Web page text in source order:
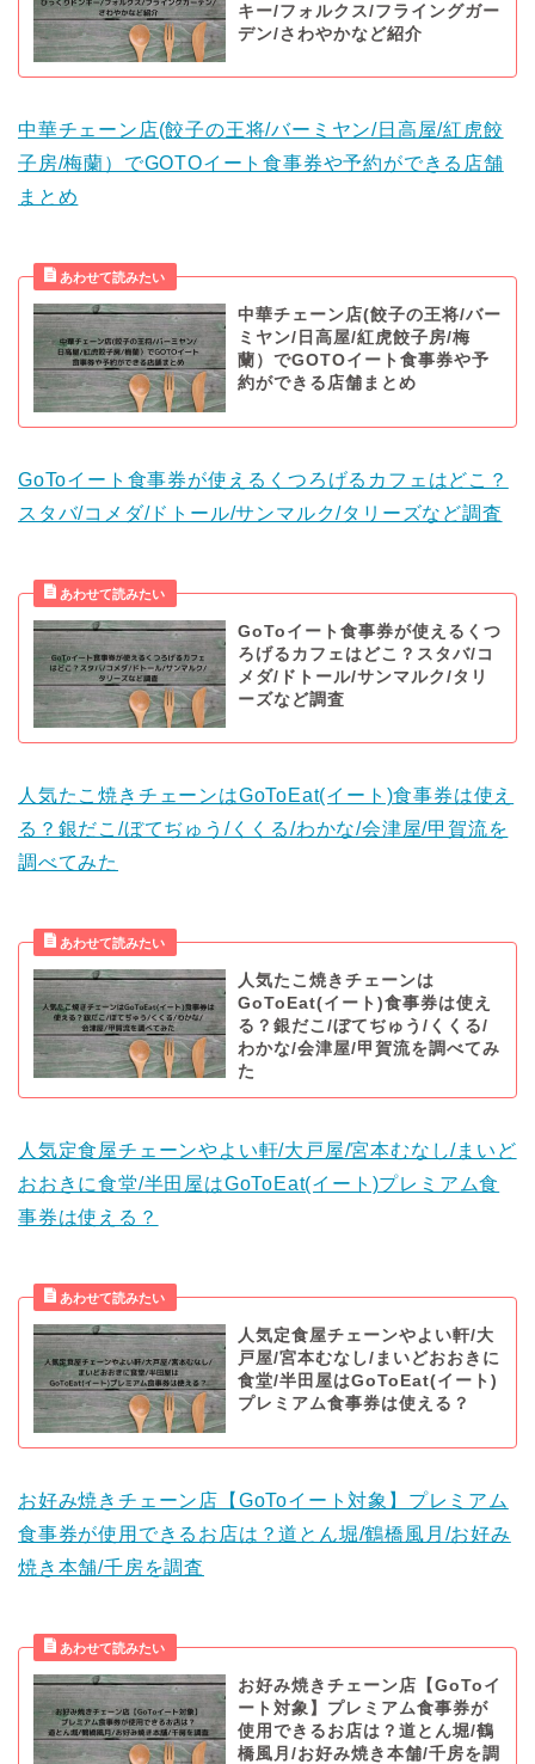
キー/フォルクス/フライングガー
デン/さわやかなど紹介
中華チェーン店(餃子の王将/バーミヤン/日高屋/紅虎餃
子房/梅蘭）でGOTOイート食事券や予約ができる店舗
まとめ
中華チェーン店(餃子の王将/バー
ミヤン/日高屋/紅虎餃子房/梅
蘭）でGOTOイート食事券や予
約ができる店舗まとめ
GoToイート食事券が使えるくつろげるカフェはどこ？
スタバ/コメダ/ドトール/サンマルク/タリーズなど調査
GoToイート食事券が使えるくつ
ろげるカフェはどこ？スタバ/コ
メダ/ドトール/サンマルク/タリ
ーズなど調査
人気たこ焼きチェーンはGoToEat(イート)食事券は使え
る？銀だこ/ぼてぢゅう/くくる/わかな/会津屋/甲賀流を
調べてみた
人気たこ焼きチェーンは
GoToEat(イート)食事券は使え
る？銀だこ/ぼてぢゅう/くくる/
わかな/会津屋/甲賀流を調べてみ
た
人気定食屋チェーンやよい軒/大戸屋/宮本むなし/まいど
おおきに食堂/半田屋はGoToEat(イート)プレミアム食
事券は使える？
人気定食屋チェーンやよい軒/大
戸屋/宮本むなし/まいどおおきに
食堂/半田屋はGoToEat(イート)
プレミアム食事券は使える？
お好み焼きチェーン店【GoToイート対象】プレミアム
食事券が使用できるお店は？道とん堀/鶴橋風月/お好み
焼き本舗/千房を調査
お好み焼きチェーン店【GoToイ
ート対象】プレミアム食事券が
使用できるお店は？道とん堀/鶴
橋風月/お好み焼き本舗/千房を調